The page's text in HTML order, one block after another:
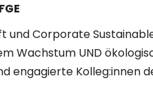
und Corporate
Wachstum UND
engagierte Kolleg:innen